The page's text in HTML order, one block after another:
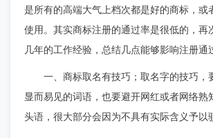
是所有的高端大气上档次都是好的商标，或
使用。其实商标注册的通过率是很低的，再
几年的工作经验，总结几点能够影响注册通
一、商标取名有技巧；取名字的技巧，
显而易见的词语，也要避开网红或者网络熟
头语，很大部分会因为不具有实际含义予以